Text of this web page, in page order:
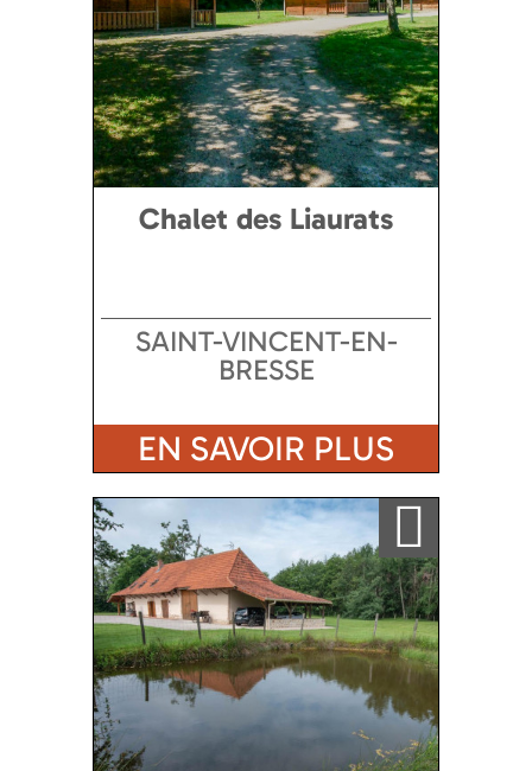
Chalet des Liaurats
SAINT-VINCENT-EN-
BRESSE
EN SAVOIR PLUS
Ajouter a ma sélection